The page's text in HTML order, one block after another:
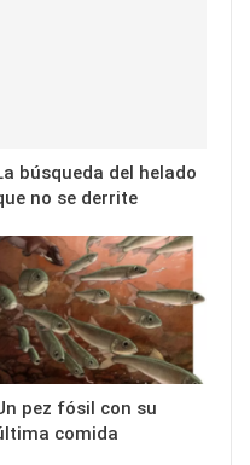
búsqueda del helado
no se derrite
pez fósil con su
comida